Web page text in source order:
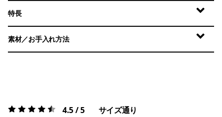
特長
素材／お手入れ方法
評価:4.5 / 5 4.5 / 5 サイズ通り